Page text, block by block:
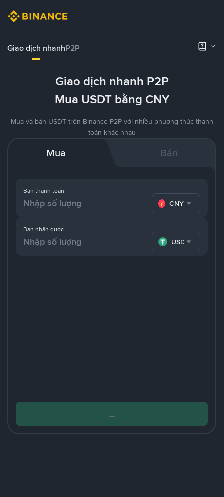
Giao dịch nhanhP2P
Giao dịch nhanh P2P
Mua USDT bằng CNY
Mua và bán USDT trên Binance P2P với nhiều phương thức thanh
toán khác nhau
Mua Bán
Bạn thanh toán
CNY
Bạn nhận được
USDT